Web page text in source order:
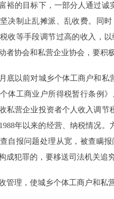
裕的目标下，一部分人通过
决制止乱摊派、乱收费。同
收等手段调节过高的收入，
者协会和私营企业协会，要积
以前对城乡个体工商户和私
体工商业户所得税暂行条例
收私营企业投资者个人收入调
年以来的经营、纳税情况
自报问题处理从宽，被查瞒
成犯罪的，要移送司法机关追
理，使城乡个体工商户和私营